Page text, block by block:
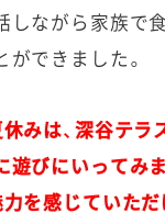
しながら家族で
できました。
みは、 深谷テラ
遊びにいってみ
力を感じていた